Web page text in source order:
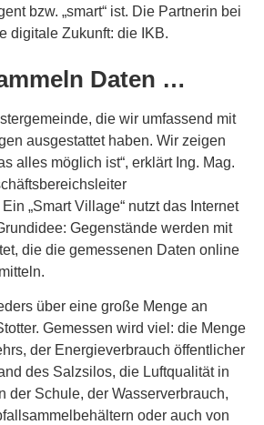
bzw. „smart“ ist. Die Partnerin bei
digitale Zukunft: die IKB.
Daten …
die wir umfassend mit
ausgestattet haben. Wir zeigen
alles möglich ist“, erklärt Ing. Mag.
„Smart Village“ nutzt das Internet
Gegenstände werden mit
die die gemessenen Daten online
über eine große Menge an
Gemessen wird viel: die Menge
der Energieverbrauch öffentlicher
des Salzsilos, die Luftqualität in
der Schule, der Wasserverbrauch,
oder auch von